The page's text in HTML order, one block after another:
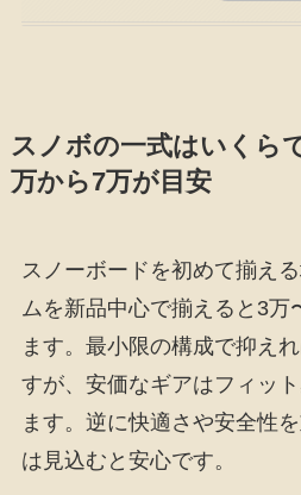
スノボの一式はいくら
万から7万が目安
スノーボードを初めて揃え
ムを新品中心で揃えると3万
ます。最小限の構成で抑え
すが、安価なギアはフィッ
ます。逆に快適さや安全性
は見込むと安心です。